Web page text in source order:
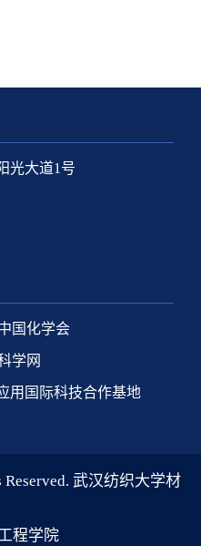
光大道1号
国化学会
学网
用国际科技合作基地
武汉纺织大学材
程学院